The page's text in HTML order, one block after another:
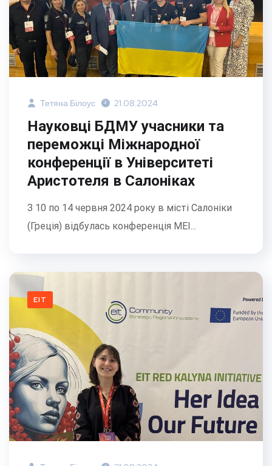
Тетяна Білоус 21.08.2024
Науковці БДМУ учасники та
переможці Міжнародної
конференції в Університеті
Аристотеля в Салоніках
З 10 по 14 червня 2024 року в місті Салоніки
(Греція) відбулась конференція MEI...
EIT